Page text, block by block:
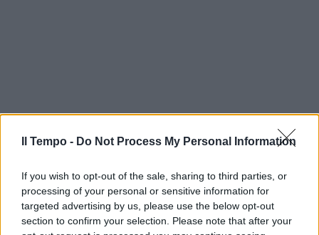
Il Tempo - Do Not Process My Personal Information
If you wish to opt-out of the sale, sharing to third parties, or
processing of your personal or sensitive information for
targeted advertising by us, please use the below opt-out
section to confirm your selection. Please note that after your